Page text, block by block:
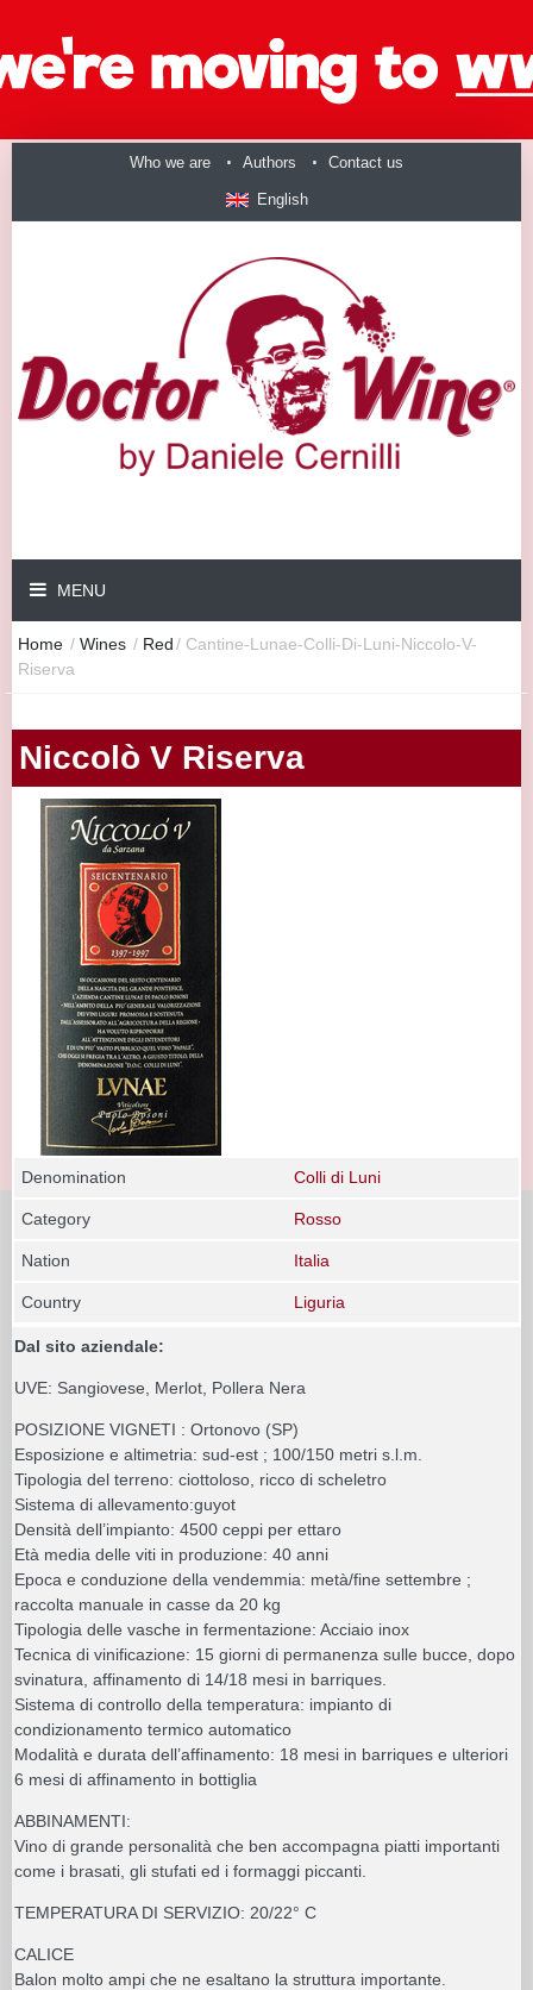
Who we are Authors Contact us
English
MENU
Home / Wines / Red/ Cantine-Lunae-Colli-Di-Luni-Niccolo-V-
Riserva
Niccolò V Riserva
Denomination Colli di Luni
Category Rosso
Nation Italia
Country Liguria
Dal sito aziendale:
UVE: Sangiovese, Merlot, Pollera Nera
POSIZIONE VIGNETI : Ortonovo (SP)
Esposizione e altimetria: sud-est ; 100/150 metri s.l.m.
Tipologia del terreno: ciottoloso, ricco di scheletro
Sistema di allevamento:guyot
Densità dell’impianto: 4500 ceppi per ettaro
Età media delle viti in produzione: 40 anni
Epoca e conduzione della vendemmia: metà/fine settembre ;
raccolta manuale in casse da 20 kg
Tipologia delle vasche in fermentazione: Acciaio inox
Tecnica di vinificazione: 15 giorni di permanenza sulle bucce, dopo
svinatura, affinamento di 14/18 mesi in barriques.
Sistema di controllo della temperatura: impianto di
condizionamento termico automatico
Modalità e durata dell’affinamento: 18 mesi in barriques e ulteriori
6 mesi di affinamento in bottiglia
ABBINAMENTI:
Vino di grande personalità che ben accompagna piatti importanti
come i brasati, gli stufati ed i formaggi piccanti.
TEMPERATURA DI SERVIZIO: 20/22° C
CALICE
Balon molto ampi che ne esaltano la struttura importante.